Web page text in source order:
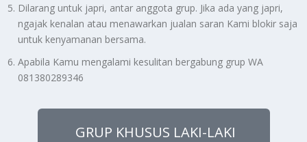
Dilarang untuk japri, antar anggota grup. Jika ada yang japri,
ngajak kenalan atau menawarkan jualan saran Kami blokir saja
untuk kenyamanan bersama.
Apabila Kamu mengalami kesulitan bergabung grup WA
081380289346
GRUP KHUSUS LAKI-LAKI